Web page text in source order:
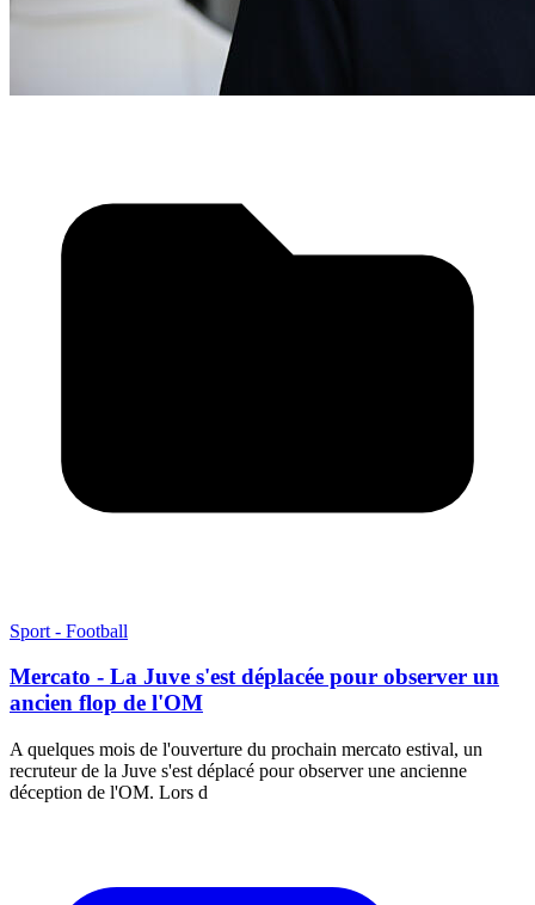
Sport - Football
Mercato - La Juve s'est déplacée pour observer un
ancien flop de l'OM
A quelques mois de l'ouverture du prochain mercato estival, un
recruteur de la Juve s'est déplacé pour observer une ancienne
déception de l'OM. Lors d